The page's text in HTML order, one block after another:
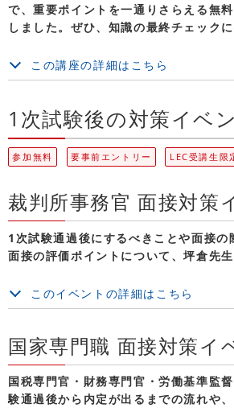
で、重要ポイントを一通りさらえる無
しました。ぜひ、知識の最終チェック
この講座の詳細はこちら
1次試験後の対策イベ
参加無料 要事前エントリー LEC受講生限
裁判所事務官 面接対策
1次試験通過後にするべきことや面接の
面接の評価ポイントについて、坪倉先
このイベントの詳細はこちら
国家専門職 面接対策イ
国税専門官・財務専門官・労働基準監
験通過後から内定が出るまでの流れや